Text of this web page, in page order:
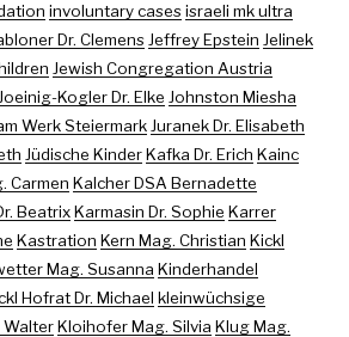
involuntary casesisraeli mk ultra
Dr. Clemens Jeffrey Epstein Jelinek
Jewish Congregation Austria
Joeinig-Kogler Dr. Elke Johnston Miesha
Werk Steiermark Juranek Dr. Elisabeth
Jüdische KinderKafka Dr. Erich Kainc
Carmen Kalcher DSA Bernadette
BeatrixKarmasin Dr. Sophie Karrer
Kastration Kern Mag. Christian Kickl
Mag. Susanna Kinderhandel
Hofrat Dr. Michael kleinwüchsige
WalterKloihofer Mag. Silvia Klug Mag.